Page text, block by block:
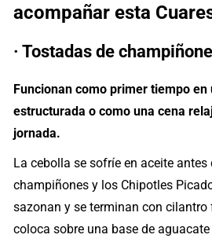
acompañar esta
· Tostadas de
Funcionan como primer tiempo en
estructurada o como una cena
jornada.
La cebolla se sofríe en aceite antes
champiñones y los Chipotles
sazonan y se terminan con cilantro
coloca sobre una base de